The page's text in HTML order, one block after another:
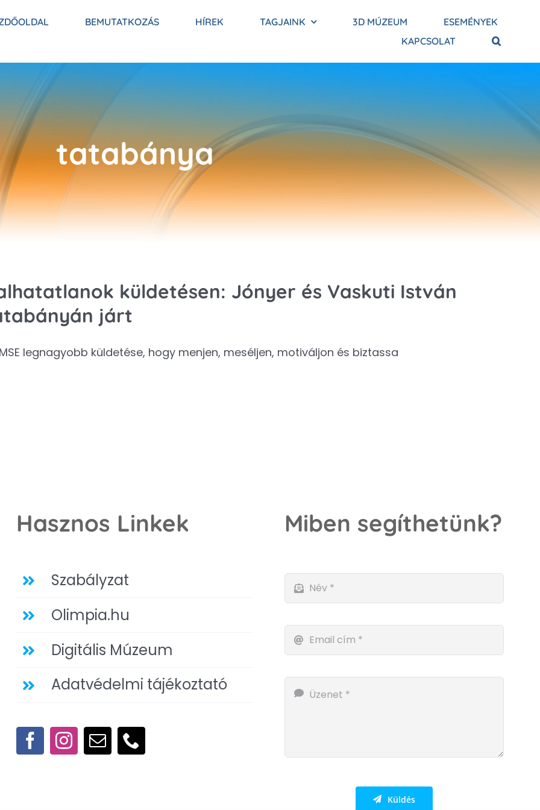
BEMUTATKOZÁS HÍREK TAGJAINK 3D MÚZEUM
ESEMÉNYEK
KAPCSOLAT
tatabánya
küldetésen: Jónyer és Vaskuti István
járt
legnagyobb küldetése, hogy menjen, meséljen, motiváljon és biztassa
Hasznos Linkek
Szabályzat
Olimpia.hu
Digitális Múzeum
Adatvédelmi tájékoztató
Miben segíthetünk?
Küldés